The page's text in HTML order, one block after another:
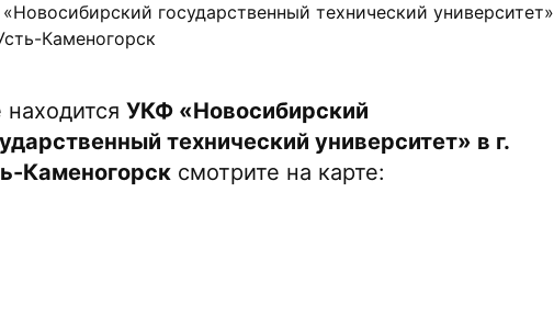
государственный технический университет»
Каменогорск
находится УКФ «Новосибирский
технический университет» в г.
Каменогорск смотрите на карте: